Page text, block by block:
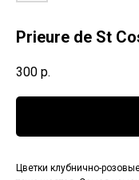
Prieure de St
300 р.
Цветки клубнично-